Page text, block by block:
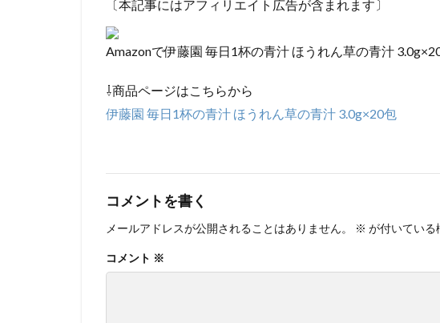
〔本記事にはアフィリエイト広告が含まれます〕
Amazonで伊藤園 毎日1杯の青汁 ほうれん草の青汁
⇩商品ページはこちらから
伊藤園 毎日1杯の青汁 ほうれん草の青汁 3.0g×20包
コメントを書く
メールアドレスが公開されることはありません。 ※ が付いている
コメント ※